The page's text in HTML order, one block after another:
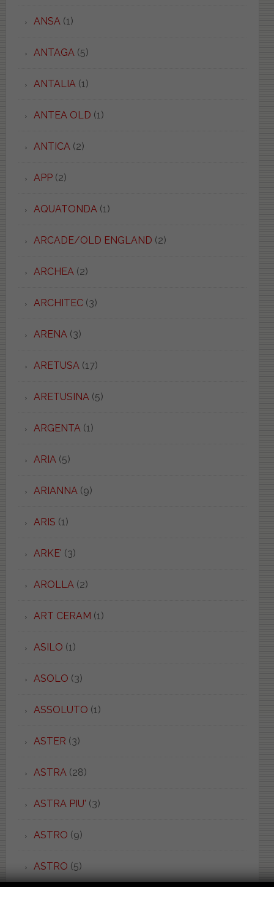
ANSA(1)
ANTAGA(5)
ANTALIA(1)
ANTEA OLD (1)
ANTICA(2)
APP(2)
AQUATONDA(1)
ARCADE/OLD ENGLAND (2)
ARCHEA(2)
ARCHITEC(3)
ARENA(3)
ARETUSA(17)
ARETUSINA(5)
ARGENTA(1)
ARIA(5)
ARIANNA(9)
ARIS (1)
ARKE' (3)
AROLLA(2)
ART CERAM (1)
ASILO (1)
ASOLO (3)
ASSOLUTO (1)
ASTER (3)
ASTRA(28)
ASTRA PIU' (3)
ASTRO (9)
ASTRO (5)